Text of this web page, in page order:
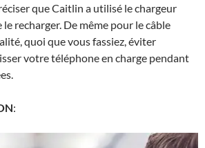
que Caitlin a utilisé le chargeur
recharger. De même pour le câble
quoi que vous fassiez, éviter
votre téléphone en charge pendant
: